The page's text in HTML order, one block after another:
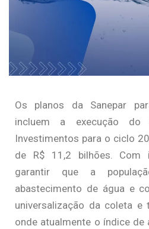
Os planos da Sanepar
incluem a execução do
Investimentos para o ciclo
de R$ 11,2 bilhões. Com
garantir que a
abastecimento de água e
universalização da coleta e
onde atualmente o índice